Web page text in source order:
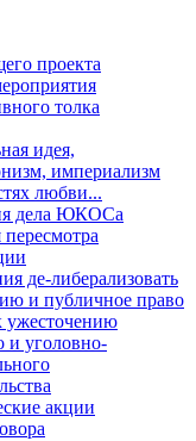
проекта
толка
идея,
империализм
любви...
дела ЮКОСа
де-либерализовать
и публичное право
и уголовно-
акции